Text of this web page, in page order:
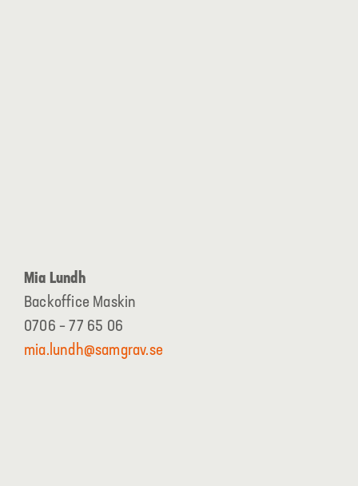
Mia Lundh
Backoffice Maskin
0706 – 77 65 06
mia.lundh@samgrav.se